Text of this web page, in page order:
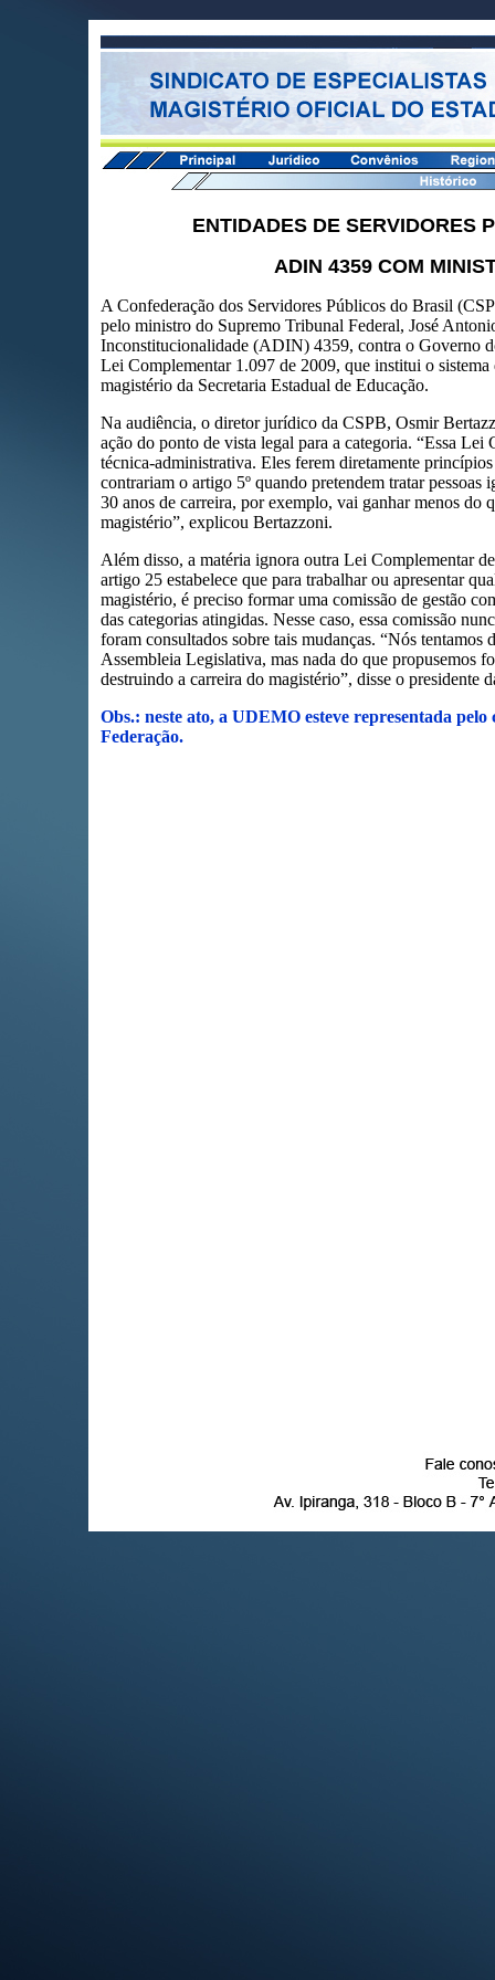
ENTIDADES DE SERVIDORES
ADIN 4359 COM
A Confederação dos Servidores Públicos do Brasil
pelo ministro do Supremo Tribunal Federal, José
Inconstitucionalidade (ADIN) 4359, contra o Governo
Lei Complementar 1.097 de 2009, que institui o sistema
magistério da Secretaria Estadual de Educação.
Na audiência, o diretor jurídico da CSPB, Osmir
ação do ponto de vista legal para a categoria. “Essa Lei
técnica-administrativa. Eles ferem diretamente
contrariam o artigo 5º quando pretendem tratar
30 anos de carreira, por exemplo, vai ganhar menos do
magistério”, explicou Bertazzoni.
Além disso, a matéria ignora outra Lei Complementar
artigo 25 estabelece que para trabalhar ou apresentar
magistério, é preciso formar uma comissão de gestão
das categorias atingidas. Nesse caso, essa comissão
foram consultados sobre tais mudanças. “Nós tentamos
Assembleia Legislativa, mas nada do que propusemos
destruindo a carreira do magistério”, disse o presidente
Obs.: neste ato, a UDEMO esteve representada
Federação.